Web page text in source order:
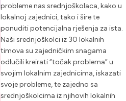
probleme nas srednjoškolaca, kako u
lokalnoj zajednici, tako i šire te
ponuditi potencijalna rješenja za ista.
Naši srednjoškolci iz 30 lokalnih
timova su zajedničkim snagama
odlučili kreirati “točak problema” u
svojim lokalnim zajednicima, iskazati
svoje probleme, te zajedno sa
srednjoškolcima iz njihovih lokalnih